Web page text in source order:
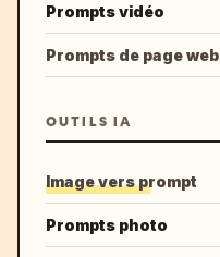
Prompts vidéo
Prompts de page web
OUTILS IA
Image vers prompt
Prompts photo